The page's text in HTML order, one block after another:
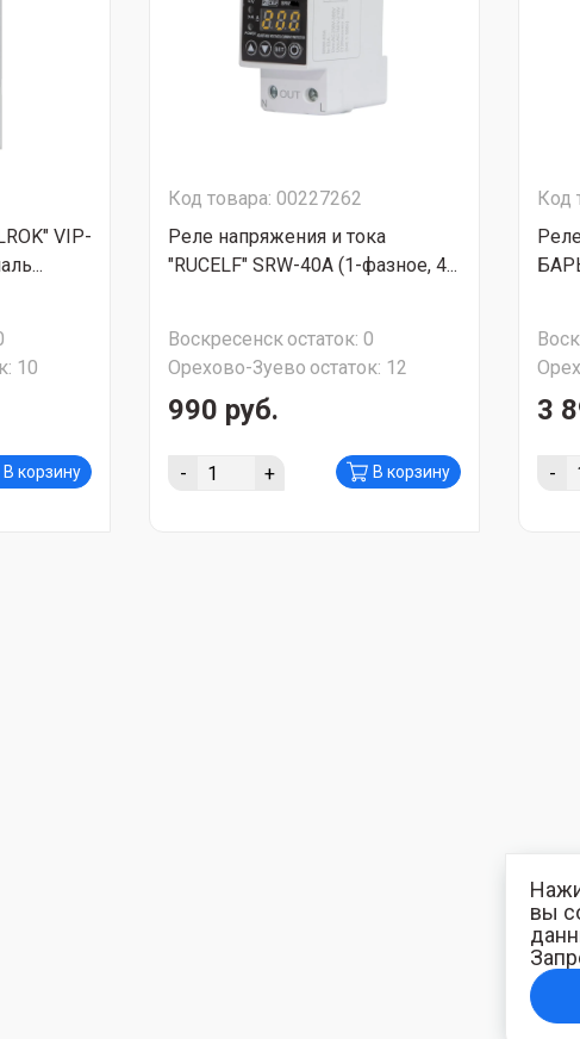
VIP-
10
В корзину
Код товара: 00227262
Реле напряжения и тока
"RUCELF" SRW-40A (1-фазное, 4...
Воскресенскостаток: 0
Орехово-Зуево остаток: 12
990 руб.
- + В корзину
Код
3
-
вы